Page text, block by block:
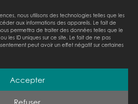
nous utilisons des technologies telles que les
aux informations des appareils. Le fait de
permettra de traiter des données telles que le
les ID uniques sur ce site. Le fait de ne pas
peut avoir un effet négatif sur certaines
Accepter
Refuser
17:00 samedi : Fermé
:Fermé
actuellement fermés.